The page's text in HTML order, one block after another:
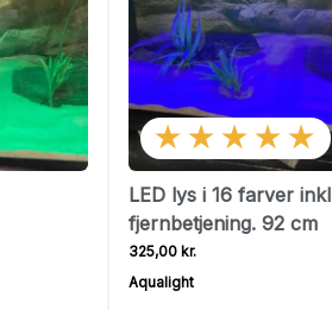
★★★★★
LED lys i 16 farver inkl
fjernbetjening. 92 cm
325,00 kr.
Aqualight